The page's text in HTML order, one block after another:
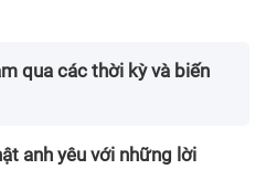
qua các thời kỳ và biến
anh yêu với những lời